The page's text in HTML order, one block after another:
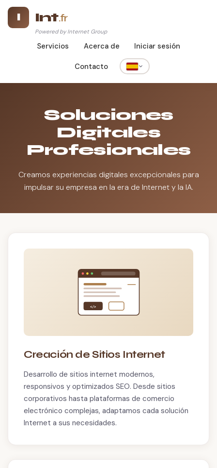
I Int.fr
Powered by Internet Group
Servicios Acerca de Iniciar sesión
Contacto
Soluciones
Digitales
Profesionales
Creamos experiencias digitales excepcionales para
impulsar su empresa en la era de Internet y la IA.
</>
Creación de Sitios Internet
Desarrollo de sitios internet modernos,
responsivos y optimizados SEO. Desde sitios
corporativos hasta plataformas de comercio
electrónico complejas, adaptamos cada solución
Internet a sus necesidades.